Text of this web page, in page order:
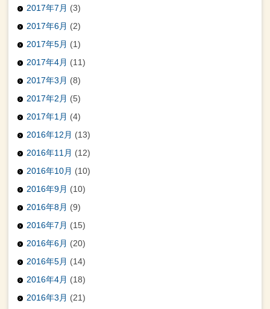
2017年7月 (3)
2017年6月 (2)
2017年5月 (1)
2017年4月 (11)
2017年3月 (8)
2017年2月 (5)
2017年1月 (4)
2016年12月 (13)
2016年11月 (12)
2016年10月 (10)
2016年9月 (10)
2016年8月 (9)
2016年7月 (15)
2016年6月 (20)
2016年5月 (14)
2016年4月 (18)
2016年3月 (21)